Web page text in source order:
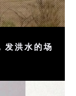
发洪水的场